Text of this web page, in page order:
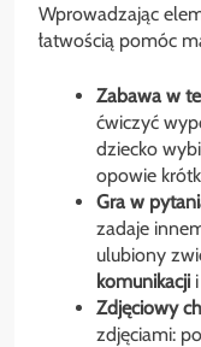
Wprowadzając
łatwością pomóc
Zabawa w
ćwiczyć
dziecko
opowie
Gra w
zadaje
ulubiony
komunikacji
Zdjęciowy
zdjęciami: